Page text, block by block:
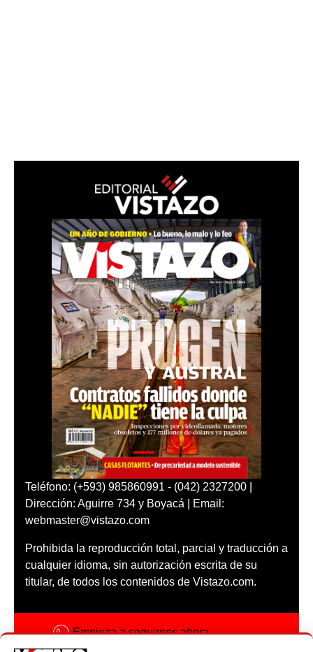
Teléfono: (+593) 985860991 - (042) 2327200 |
Dirección: Aguirre 734 y Boyacá | Email:
webmaster@vistazo.com
Prohibida la reproducción total, parcial y traducción a
cualquier idioma, sin autorización escrita de su
titular, de todos los contenidos de Vistazo.com.
Empieza a seguirnos ahora